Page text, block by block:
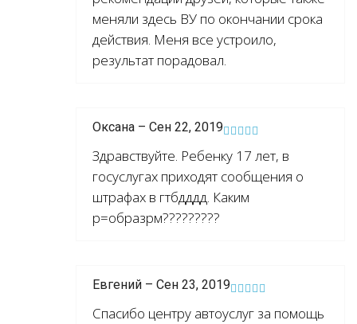
меняли здесь ВУ по окончании срока
действия. Меня все устроило,
результат порадовал.
Оксана – Сен 22, 2019
Здравствуйте. Ребенку 17 лет, в
госуслугах приходят сообщения о
штрафах в гтбдддд. Каким
р=образрм?????????
Евгений – Сен 23, 2019
Спасибо центру автоуслуг за помощь